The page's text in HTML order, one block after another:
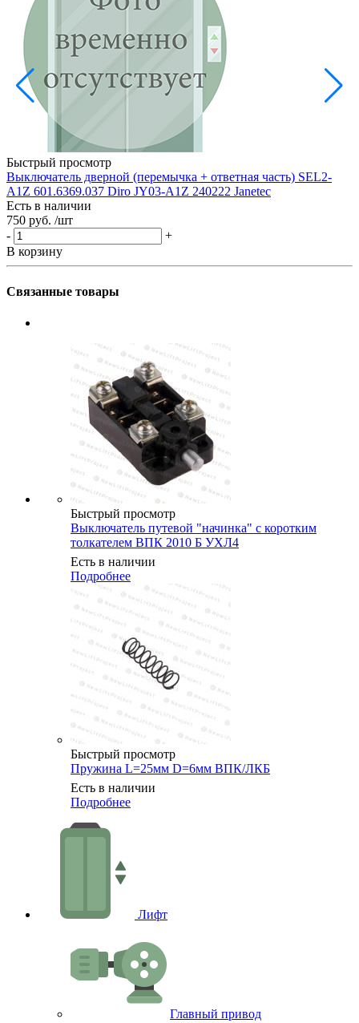
Быстрый просмотр
Выключатель дверной (перемычка + ответная часть) SEL2-
A1Z 601.6369.037 Diro JY03-A1Z 240222 Janetec
Есть в наличии
750 руб. /шт
-
+
В корзину
Связанные товары
Быстрый просмотр
Выключатель путевой "начинка" с коротким
толкателем ВПК 2010 Б УХЛ4
Есть в наличии
Подробнее
Быстрый просмотр
Пружина L=25мм D=6мм ВПК/ЛКБ
Есть в наличии
Подробнее
Лифт
Главный привод